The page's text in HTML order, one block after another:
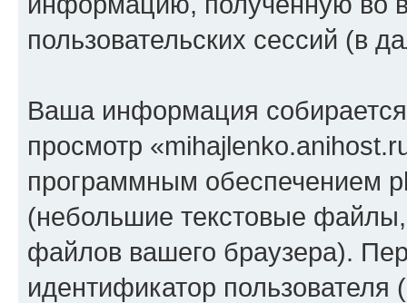
пользовательских сессий (в
Ваша информация
просмотр
программным обеспечением
(небольшие текстовые
файлов вашего браузера).
идентификатор